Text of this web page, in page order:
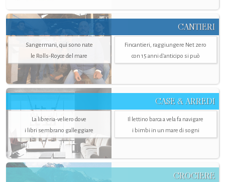
CANTIERI
Sangermani, qui sono nate
le Rolls-Royce del mare
Fincantieri, raggiungere Net zero
con 15 anni d'anticipo si può
CASE & ARREDI
La libreria-veliero dove
i libri sembrano galleggiare
Il lettino barca a vela fa navigare
i bimbi in un mare di sogni
CROCIERE